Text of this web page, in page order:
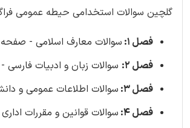
گلچین سوالات استخدامی حیطه عمومی فراگیر
فصل 1:
سوالات معارف اسلامی - صفحه 5 (100 سوال)
فصل 2:
سوالات زبان و ادبیات فارسی - صفحه 32
فصل 3:
سوالات اطلاعات عمومی و دانش
فصل 4:
سوالات قوانین و مقررات